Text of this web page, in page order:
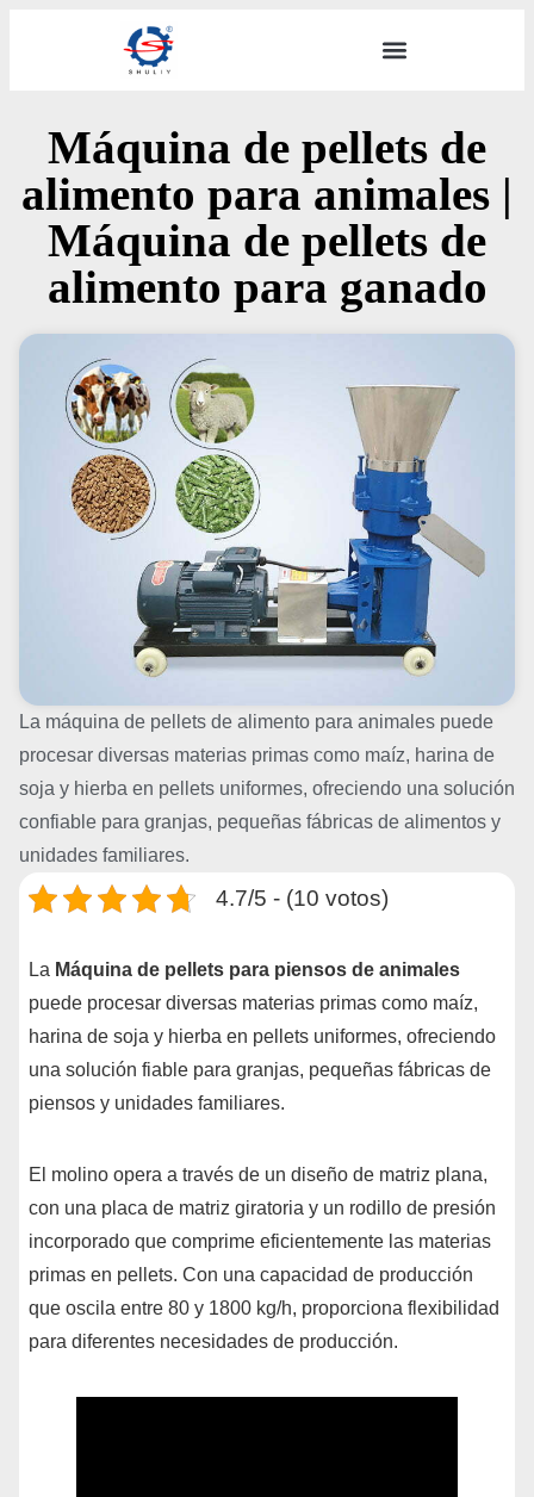
Máquina de pellets de
alimento para animales |
Máquina de pellets de
alimento para ganado
La máquina de pellets de alimento para animales puede
procesar diversas materias primas como maíz, harina de
soja y hierba en pellets uniformes, ofreciendo una solución
confiable para granjas, pequeñas fábricas de alimentos y
unidades familiares.
4.7/5 - (10 votos)
La Máquina de pellets para piensos de animales
puede procesar diversas materias primas como maíz,
harina de soja y hierba en pellets uniformes, ofreciendo
una solución fiable para granjas, pequeñas fábricas de
piensos y unidades familiares.
El molino opera a través de un diseño de matriz plana,
con una placa de matriz giratoria y un rodillo de presión
incorporado que comprime eficientemente las materias
primas en pellets. Con una capacidad de producción
que oscila entre 80 y 1800 kg/h, proporciona flexibilidad
para diferentes necesidades de producción.